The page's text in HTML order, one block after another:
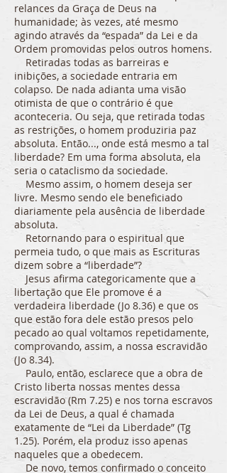
relances da Graça de Deus na
humanidade; às vezes, até mesmo
agindo através da “espada” da Lei e da
Ordem promovidas pelos outros homens.
Retiradas todas as barreiras e
inibições, a sociedade entraria em
colapso. De nada adianta uma visão
otimista de que o contrário é que
aconteceria. Ou seja, que retirada todas
as restrições, o homem produziria paz
absoluta. Então..., onde está mesmo a tal
liberdade? Em uma forma absoluta, ela
seria o cataclismo da sociedade.
Mesmo assim, o homem deseja ser
livre. Mesmo sendo ele beneficiado
diariamente pela ausência de liberdade
absoluta.
Retornando para o espiritual que
permeia tudo, o que mais as Escrituras
dizem sobre a “liberdade”?
Jesus afirma categoricamente que a
libertação que Ele promove é a
verdadeira liberdade (Jo 8.36) e que os
que estão fora dele estão presos pelo
pecado ao qual voltamos repetidamente,
comprovando, assim, a nossa escravidão
(Jo 8.34).
Paulo, então, esclarece que a obra de
Cristo liberta nossas mentes dessa
escravidão (Rm 7.25) e nos torna escravos
da Lei de Deus, a qual é chamada
exatamente de “Lei da Liberdade” (Tg
1.25). Porém, ela produz isso apenas
naqueles que a obedecem.
De novo, temos confirmado o conceito